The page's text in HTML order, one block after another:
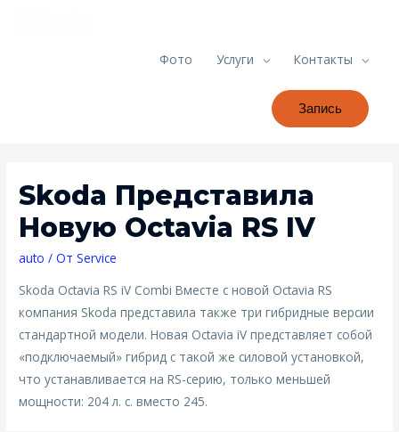
Фото Услуги Контакты
Запись
Skoda Представила
Новую Octavia RS IV
auto / От Service
Skoda Octavia RS iV Combi Вместе с новой Octavia RS
компания Skoda представила также три гибридные версии
стандартной модели. Новая Octavia iV представляет собой
«подключаемый» гибрид с такой же силовой установкой,
что устанавливается на RS-серию, только меньшей
мощности: 204 л. с. вместо 245.